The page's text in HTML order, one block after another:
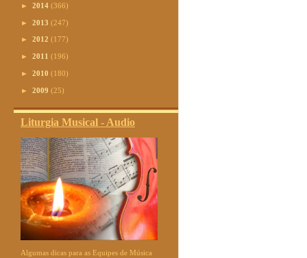
► 2014 (366)
► 2013 (247)
► 2012 (177)
► 2011 (196)
► 2010 (180)
► 2009 (25)
Liturgia Musical - Audio
Algumas dicas para as Equipes de Música